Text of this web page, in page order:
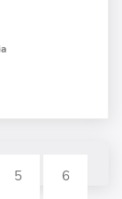
5 6